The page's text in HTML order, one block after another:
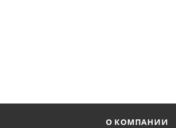
О КОМПАНИИ